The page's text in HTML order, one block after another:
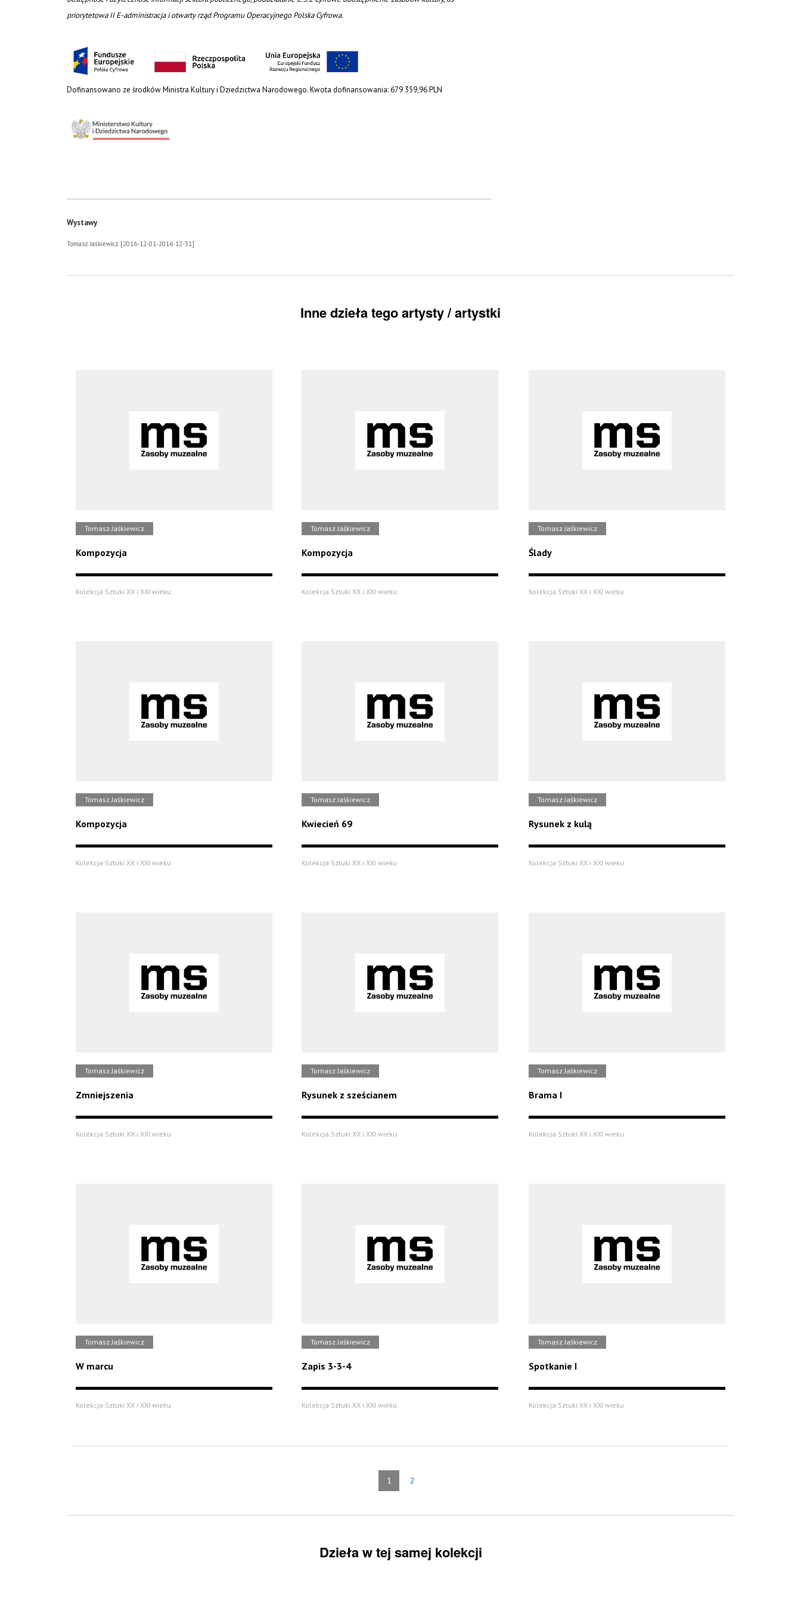
priorytetowa II E-administracja i otwarty rząd Programu Operacyjnego Polska Cyfrowa.
Dofinansowano ze środków Ministra Kultury i Dziedzictwa Narodowego. Kwota dofinansowania: 679 359,96 PLN
Wystawy
Tomasz Jaśkiewicz [2016-12-01-2016-12-31]
Inne dzieła tego artysty / artystki
Tomasz Jaśkiewicz
Kompozycja
Kolekcja Sztuki XX i XXI wieku
Tomasz Jaśkiewicz
Kompozycja
Kolekcja Sztuki XX i XXI wieku
Tomasz Jaśkiewicz
Ślady
Kolekcja Sztuki XX i XXI wieku
Tomasz Jaśkiewicz
Kompozycja
Kolekcja Sztuki XX i XXI wieku
Tomasz Jaśkiewicz
Kwiecień 69
Kolekcja Sztuki XX i XXI wieku
Tomasz Jaśkiewicz
Rysunek z kulą
Kolekcja Sztuki XX i XXI wieku
Tomasz Jaśkiewicz
Zmniejszenia
Kolekcja Sztuki XX i XXI wieku
Tomasz Jaśkiewicz
Rysunek z sześcianem
Kolekcja Sztuki XX i XXI wieku
Tomasz Jaśkiewicz
Brama I
Kolekcja Sztuki XX i XXI wieku
Tomasz Jaśkiewicz
W marcu
Kolekcja Sztuki XX i XXI wieku
Tomasz Jaśkiewicz
Zapis 3-3-4
Kolekcja Sztuki XX i XXI wieku
Tomasz Jaśkiewicz
Spotkanie I
Kolekcja Sztuki XX i XXI wieku
1 2
Dzieła w tej samej kolekcji